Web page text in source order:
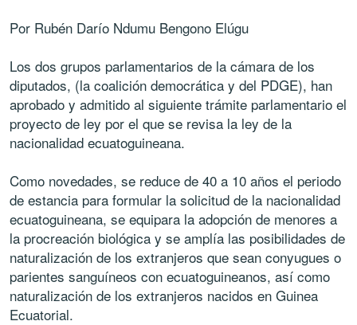
Por Rubén Darío Ndumu Bengono Elúgu
Los dos grupos parlamentarios de la cámara de los
diputados, (la coalición democrática y del PDGE), han
aprobado y admitido al siguiente trámite parlamentario el
proyecto de ley por el que se revisa la ley de la
nacionalidad ecuatoguineana.
Como novedades, se reduce de 40 a 10 años el periodo
de estancia para formular la solicitud de la nacionalidad
ecuatoguineana, se equipara la adopción de menores a
la procreación biológica y se amplía las posibilidades de
naturalización de los extranjeros que sean conyugues o
parientes sanguíneos con ecuatoguineanos, así como
naturalización de los extranjeros nacidos en Guinea
Ecuatorial.